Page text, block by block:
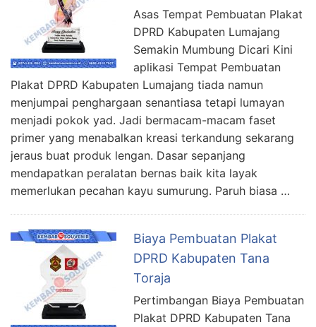
Asas Tempat Pembuatan Plakat
DPRD Kabupaten Lumajang
Semakin Mumbung Dicari Kini
aplikasi Tempat Pembuatan
Plakat DPRD Kabupaten Lumajang tiada namun
menjumpai penghargaan senantiasa tetapi lumayan
menjadi pokok yad. Jadi bermacam-macam faset
primer yang menabalkan kreasi terkandung sekarang
jeraus buat produk lengan. Dasar sepanjang
mendapatkan peralatan bernas baik kita layak
memerlukan pecahan kayu sumurung. Paruh biasa …
Biaya Pembuatan Plakat
DPRD Kabupaten Tana
Toraja
Pertimbangan Biaya Pembuatan
Plakat DPRD Kabupaten Tana